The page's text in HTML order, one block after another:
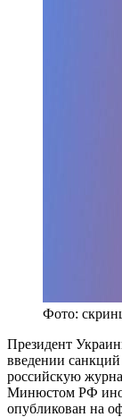
Фото:
Президент
введении
российскую
Минюстом РФ
опубликован на